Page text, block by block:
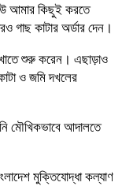
আমার কিছুই করতে
গাছ কাটার অর্ডার দেন।
শুরু করেন। এছাড়াও
ও জমি দখলের
মৌখিকভাবে আদালতে
মুক্তিযোদ্ধা কল্যাণ